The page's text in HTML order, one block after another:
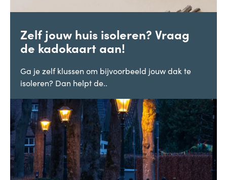
Zelf jouw huis isoleren? Vraag
de kadokaart aan!
Ga je zelf klussen om bijvoorbeeld jouw dak te
isoleren? Dan helpt de..